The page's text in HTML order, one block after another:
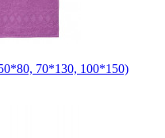
70*130, 100*150)